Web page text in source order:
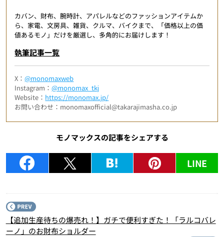
カバン、財布、腕時計、アパレルなどのファッションアイテムか
ら、家電、文房具、雑貨、クルマ、バイクまで、「価格以上の価
値あるモノ」だけを厳選し、多角的にお届けします！
執筆記事一覧
X：@monomaxweb
Instagram：@monomax_tkj
Website： https://monomax.jp/
お問い合わせ：monomaxofficial@takarajimasha.co.jp
モノマックスの記事をシェアする
LINE
【追加生産待ちの爆売れ！】ガチで便利すぎた！「ラルコバレ
ーノ」のお財布ショルダー